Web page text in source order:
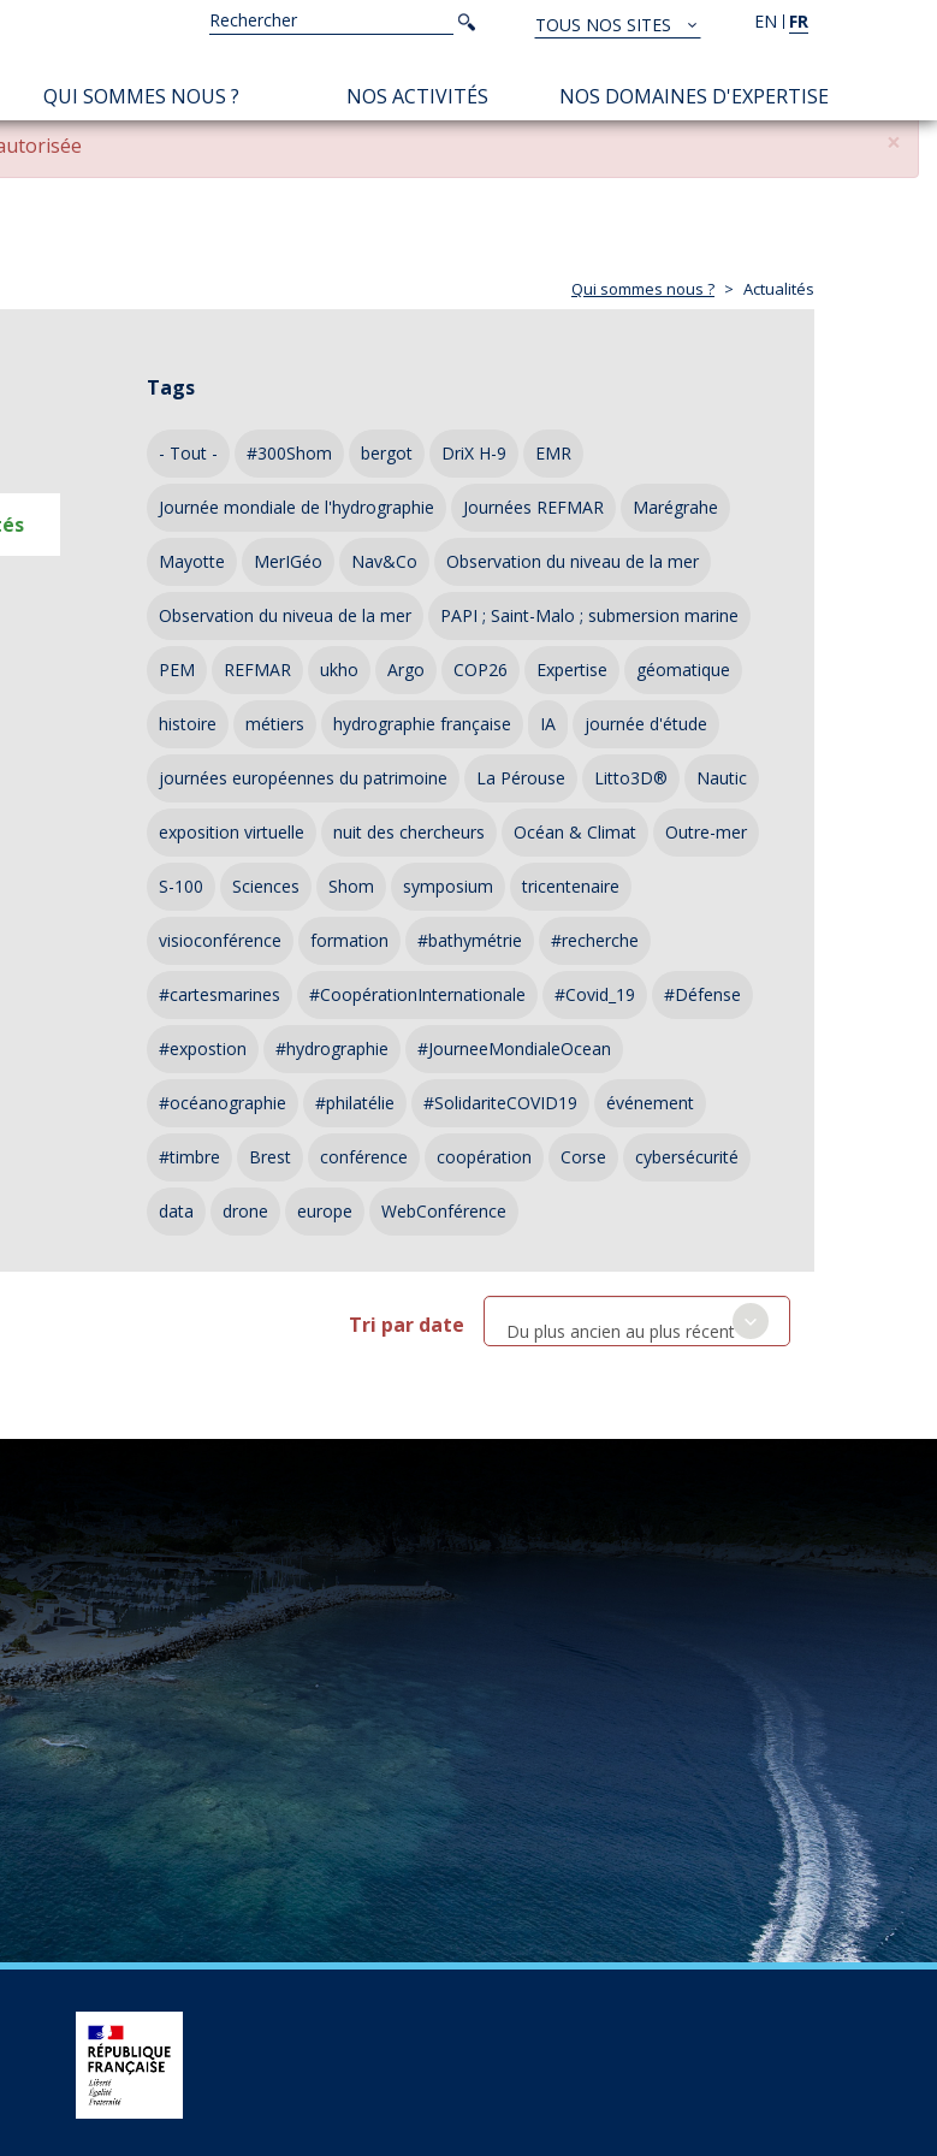
EN FR
TOUS
NOS
SITES
TOUS NOS SITES
Rechercher
Rechercher
NAVIGATION
PRINCIPALE
QUI SOMMES NOUS ? NOS ACTIVITÉS NOS DOMAINES D'EXPERTISE
×
Qui sommes nous ? Actualités
Tags
- Tout - #300Shom bergot DriX H-9 EMR
Journée mondiale de l'hydrographie Journées REFMAR Marégrahe
Mayotte MerIGéo Nav&Co Observation du niveau de la mer
Observation du niveua de la mer PAPI ; Saint-Malo ; submersion marine
PEM REFMAR ukho Argo COP26 Expertise géomatique
histoire métiers hydrographie française IA journée d'étude
journées européennes du patrimoine La Pérouse Litto3D® Nautic
exposition virtuelle nuit des chercheurs Océan & Climat Outre-mer
S-100 Sciences Shom symposium tricentenaire
visioconférence formation #bathymétrie #recherche
#cartesmarines #CoopérationInternationale #Covid_19 #Défense
#expostion #hydrographie #JourneeMondialeOcean
#océanographie #philatélie #SolidariteCOVID19 événement
#timbre Brest conférence coopération Corse cybersécurité
data drone europe WebConférence
Tri par date Du plus ancien au plus récent